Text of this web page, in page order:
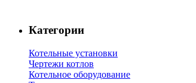
Категории
Котельные установки
Чертежи котлов
Котельное оборудование